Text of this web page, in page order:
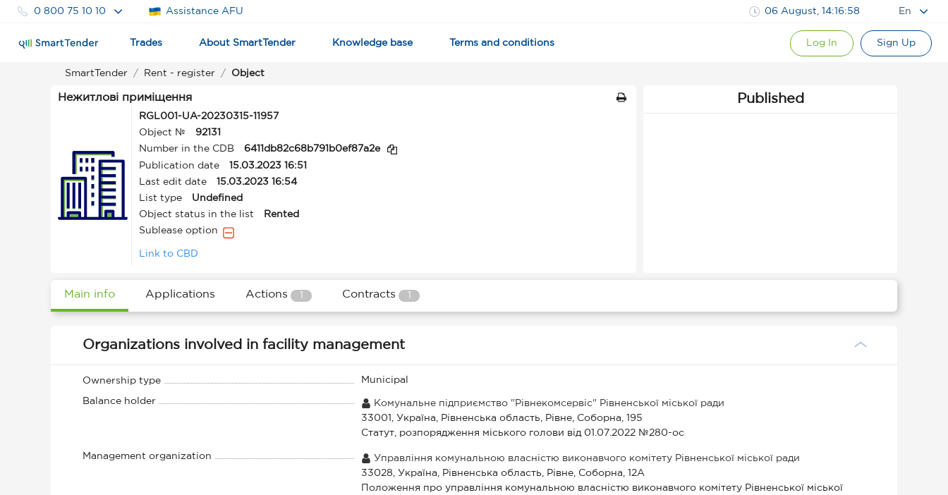
0 800 75 10 10 Assistance AFU 06 August, 14:16:59 En
Trades About SmartTender Knowledge base Terms and conditions Log In Sign Up
SmartTender Rent - register Object
Нежитлові приміщення
RGL001-UA-20230315-11957
Object №
92131
Number in the CDB
6411db82c68b791b0ef87a2e
Publication date
15.03.2023 16:51
Last edit date
15.03.2023 16:54
List type
Undefined
Object status in the list
Rented
Sublease option
Link to CBD
Published
Main info Applications Actions 1 Contracts 1
Organizations involved in facility management
Ownership type Municipal
Balance holder
Комунальне підприємство "Рівнекомсервіс" Рівненської міської ради
33001, Україна, Рівненська область, Рівне, Соборна, 195
Статут, розпорядження міського голови від 01.07.2022 №280-ос
Management organization
Управління комунальною власністю виконавчого комітету Рівненської міської ради
33028, Україна, Рівненська область, Рівне, Соборна, 12А
Положення про управління комунальною власністю виконавчого комітету Рівненської міської